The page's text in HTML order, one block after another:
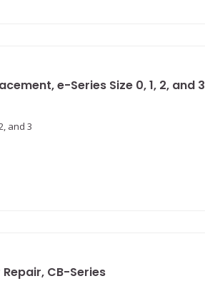
e-Series Size 0, 1, 2, and 3
and 3
CB-Series